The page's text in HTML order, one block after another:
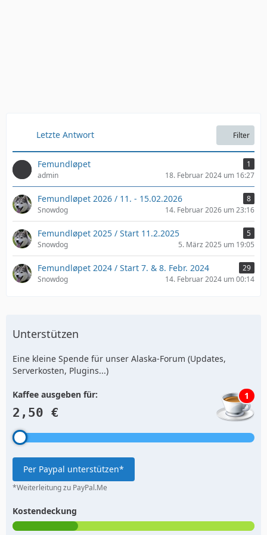
Letzte Antwort Filter
Femundløpet
1
admin
18. Februar 2024 um 16:27
Femundløpet 2026 / 11. - 15.02.2026
8
Snowdog
14. Februar 2026 um 23:16
Femundløpet 2025 / Start 11.2.2025
5
Snowdog
5. März 2025 um 19:05
Femundløpet 2024 / Start 7. & 8. Febr. 2024
29
Snowdog
14. Februar 2024 um 00:14
Unterstützen
Eine kleine Spende für unser Alaska-Forum (Updates,
Serverkosten, Plugins...)
Kaffee ausgeben für:
2,50 €
1
Per Paypal unterstützen*
*Weiterleitung zu PayPal.Me
Kostendeckung